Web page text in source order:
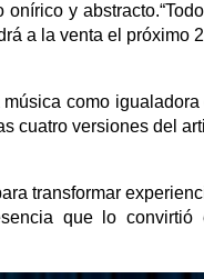
y
a la venta el próximo
como
cuatro versiones del
transformar
que lo